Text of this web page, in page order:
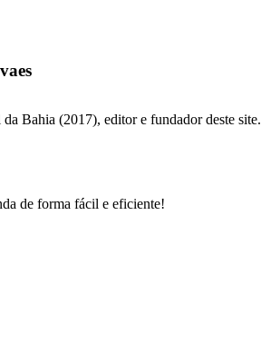
Bahia (2017), editor e fundador deste site.
de forma fácil e eficiente!